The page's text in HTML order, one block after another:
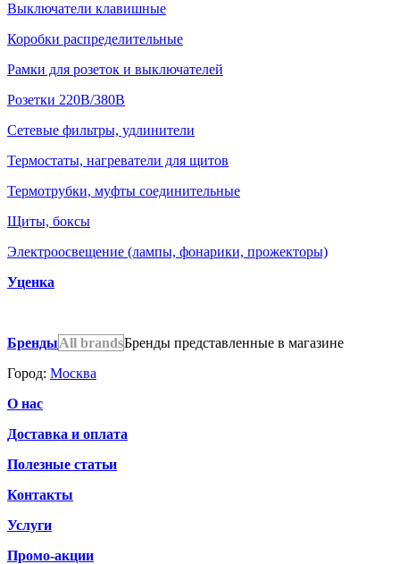
Выключатели клавишные
Коробки распределительные
Рамки для розеток и выключателей
Розетки 220В/380В
Сетевые фильтры, удлинители
Термостаты, нагреватели для щитов
Термотрубки, муфты соединительные
Щиты, боксы
Электроосвещение (лампы, фонарики, прожекторы)
Уценка
БрендыAll brandsБренды представленные в магазине
Город: Москва
О нас
Доставка и оплата
Полезные статьи
Контакты
Услуги
Промо-акции